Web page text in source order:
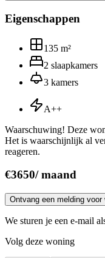
Eigenschappen
135 m²
2 slaapkamers
3 kamers
A++
Waarschuwing! Deze
Het is waarschijnlijk al
reageren.
€3650/maand
Ontvang een melding voor
We sturen je een e-mail
Volg deze woning